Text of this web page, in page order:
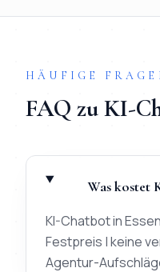
HÄUFIGE
FAQ zuKI-
Was kostet
KI-Chatbot in
Festpreis | keine
Agentur-